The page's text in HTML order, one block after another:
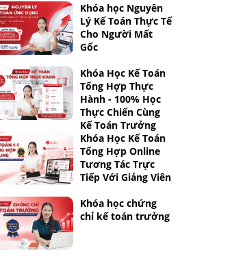
Khóa học Nguyên
Lý Kế Toán Thực Tế
Cho Người Mất
Gốc
Khóa Học Kế Toán
Tổng Hợp Thực
Hành - 100% Học
Thực Chiến Cùng
Kế Toán Trưởng
Khóa Học Kế Toán
Tổng Hợp Online
Tương Tác Trực
Tiếp Với Giảng Viên
Khóa học chứng
chỉ kế toán trưởng